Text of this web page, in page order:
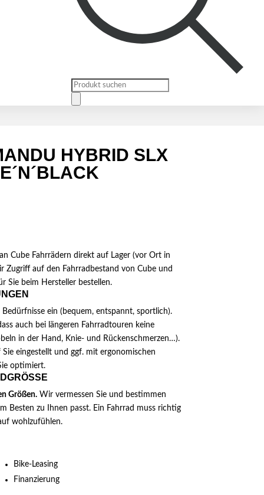
Products
HYBRID SLX
Cube Fahrrädern direkt auf Lager (vor Ort in
Zugriff auf den Fahrradbestand von Cube und
Sie beim Hersteller bestellen.
ein (bequem, entspannt, sportlich).
auch bei längeren Fahrradtouren keine
in der Hand, Knie- und Rückenschmerzen…).
eingestellt und ggf. mit ergonomischen
optimiert.
Größen.Wir vermessen Sie und bestimmen
Besten zu Ihnen passt. Ein Fahrrad muss richtig
wohlzufühlen.
Bike-Leasing
Finanzierung